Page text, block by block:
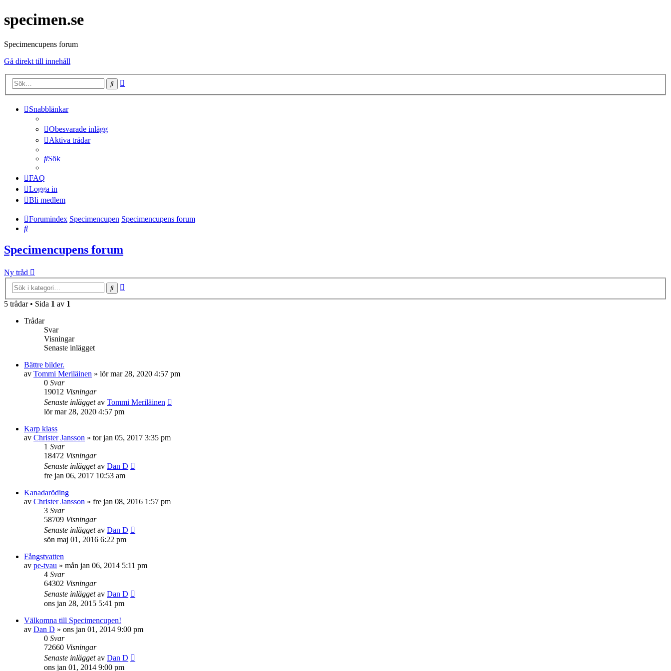
specimen.se
Specimencupens forum
Gå direkt till innehåll
Sök
Snabblänkar
Obesvarade inlägg
Aktiva trådar
Sök
FAQ
Logga in
Bli medlem
Forumindex Specimencupen Specimencupens forum
Sök
Specimencupens forum
Ny tråd
Sök
5 trådar • Sida 1 av 1
Trådar
Svar
Visningar
Senaste inlägget
Bättre bilder.
av Tommi Meriläinen » lör mar 28, 2020 4:57 pm
0 Svar
19012 Visningar
Senaste inläggetav Tommi Meriläinen
lör mar 28, 2020 4:57 pm
Karp klass
av Christer Jansson » tor jan 05, 2017 3:35 pm
1 Svar
18472 Visningar
Senaste inläggetav Dan D
fre jan 06, 2017 10:53 am
Kanadaröding
av Christer Jansson » fre jan 08, 2016 1:57 pm
3 Svar
58709 Visningar
Senaste inläggetav Dan D
sön maj 01, 2016 6:22 pm
Fångstvatten
av pe-tvau » mån jan 06, 2014 5:11 pm
4 Svar
64302 Visningar
Senaste inläggetav Dan D
ons jan 28, 2015 5:41 pm
Välkomna till Specimencupen!
av Dan D » ons jan 01, 2014 9:00 pm
0 Svar
72660 Visningar
Senaste inläggetav Dan D
ons jan 01, 2014 9:00 pm